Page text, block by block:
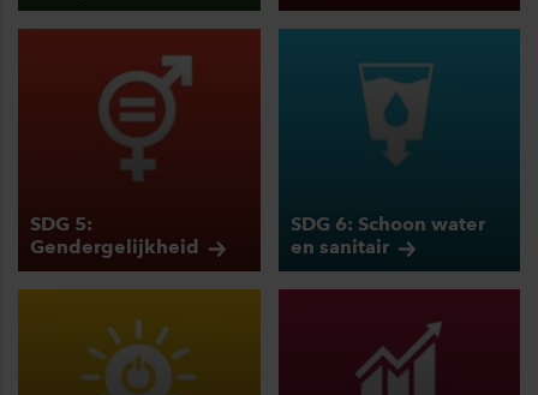
SDG 5:
Gendergelijkheid
SDG 6: Schoon water
en sanitair